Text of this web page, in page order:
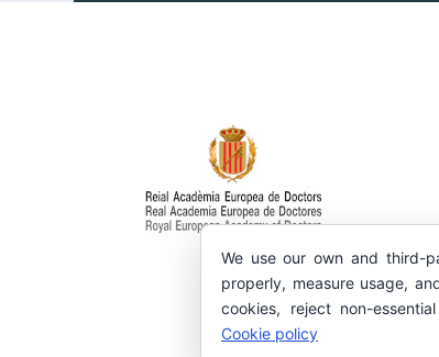
We use our own and third-
properly, measure usage,
cookies, reject non-
Cookie policy